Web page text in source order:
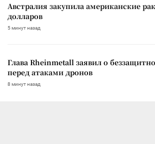
Австралия закупила американские
долларов
5 минут назад
Глава Rheinmetall заявил о
перед атаками дронов
8 минут назад